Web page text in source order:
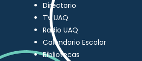
Directorio
TV UAQ
Radio UAQ
Calendario Escolar
Bibliotecas